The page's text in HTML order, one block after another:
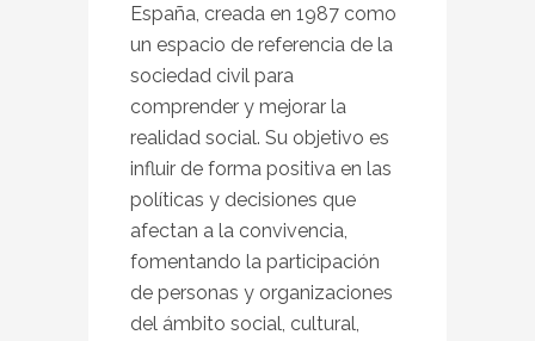
España, creada en 1987 como
un espacio de referencia de la
sociedad civil para
comprender y mejorar la
realidad social. Su objetivo es
influir de forma positiva en las
políticas y decisiones que
afectan a la convivencia,
fomentando la participación
de personas y organizaciones
del ámbito social, cultural,